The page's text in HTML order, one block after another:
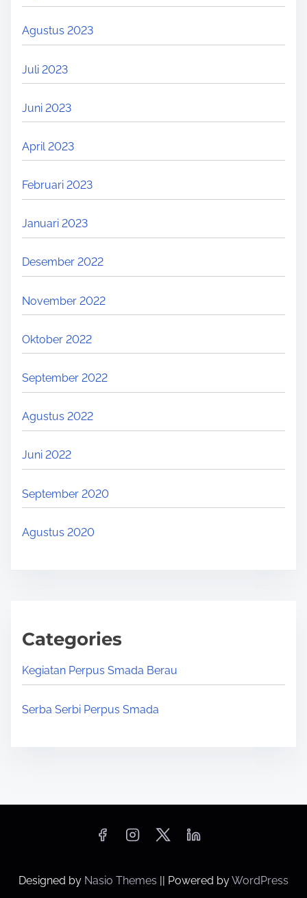
Agustus 2023
Juli 2023
Juni 2023
April 2023
Februari 2023
Januari 2023
Desember 2022
November 2022
Oktober 2022
September 2022
Agustus 2022
Juni 2022
September 2020
Agustus 2020
Categories
Kegiatan Perpus Smada Berau
Serba Serbi Perpus Smada
Designed by Nasio Themes || Powered byWordPress